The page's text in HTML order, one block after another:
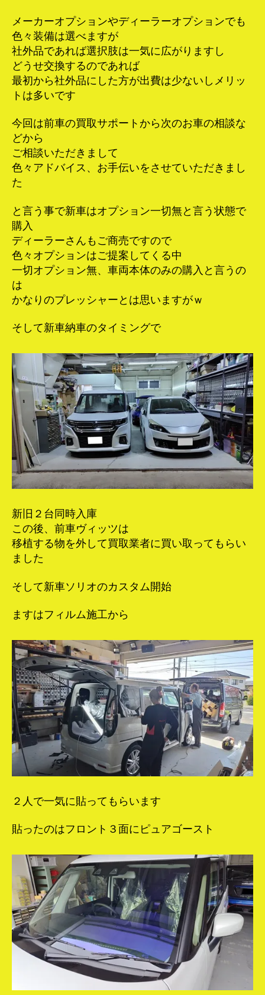
メーカーオプションやディーラーオプションでも
色々装備は選べますが
社外品であれば選択肢は一気に広がりますし
どうせ交換するのであれば
最初から社外品にした方が出費は少ないしメリッ
トは多いです
今回は前車の買取サポートから次のお車の相談な
どから
ご相談いただきまして
色々アドバイス、お手伝いをさせていただきまし
た
と言う事で新車はオプション一切無と言う状態で
購入
ディーラーさんもご商売ですので
色々オプションはご提案してくる中
一切オプション無、車両本体のみの購入と言うの
は
かなりのプレッシャーとは思いますがｗ
そして新車納車のタイミングで
新旧２台同時入庫
この後、前車ヴィッツは
移植する物を外して買取業者に買い取ってもらい
ました
そして新車ソリオのカスタム開始
ますはフィルム施工から
２人で一気に貼ってもらいます
貼ったのはフロント３面にピュアゴースト